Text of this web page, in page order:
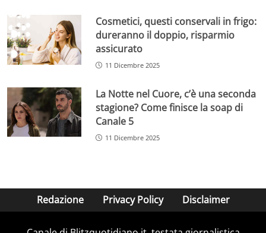
Cosmetici, questi conservali in frigo:
dureranno il doppio, risparmio
assicurato
11 Dicembre 2025
La Notte nel Cuore, c’è una seconda
stagione? Come finisce la soap di
Canale 5
11 Dicembre 2025
Redazione Privacy Policy Disclaimer